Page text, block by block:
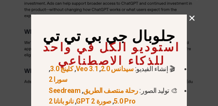
جلوبال جي بي تي تي
استوديو الكل في واحد
للذكاء الاصطناعي
🎬 إنشاء الفيديو:سيدانس 2.0 ,
Veo 3.1
,كلينج 3.0
,
سورا 2
🎨 توليد الصور:رحلة منتصف الطريق,
Seedream
5.0 Pro
,صورة GPT 2 ,نانو بانانا 2